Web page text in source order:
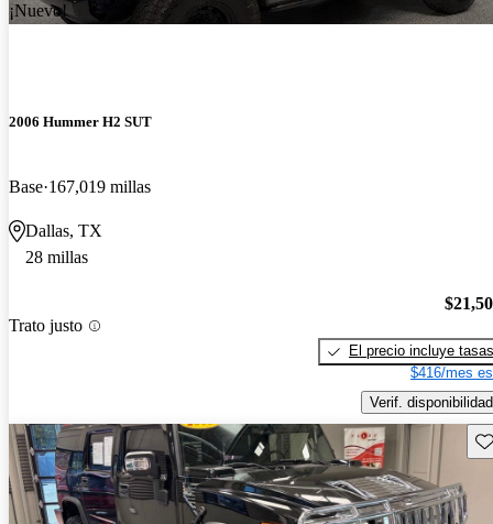
¡Nuevo!
2006 Hummer H2 SUT
Base 167,019 millas
Dallas, TX
28 millas
Trato justo
El precio incluye tasas
$416/mes
Verif. disponibilidad